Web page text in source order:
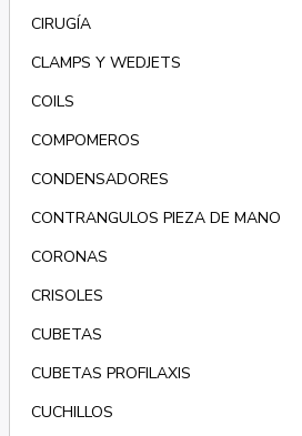
CIRUGÍA
CLAMPS Y WEDJETS
COILS
COMPOMEROS
CONDENSADORES
CONTRANGULOS PIEZA DE MANO
CORONAS
CRISOLES
CUBETAS
CUBETAS PROFILAXIS
CUCHILLOS